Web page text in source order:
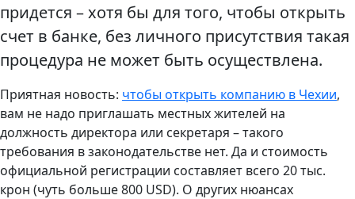
придется – хотя бы для того, чтобы открыть
счет в банке, без личного присутствия такая
процедура не может быть осуществлена.
Приятная новость: чтобы открыть компанию в Чехии,
вам не надо приглашать местных жителей на
должность директора или секретаря – такого
требования в законодательстве нет. Да и стоимость
официальной регистрации составляет всего 20 тыс.
крон (чуть больше 800 USD). О других нюансах